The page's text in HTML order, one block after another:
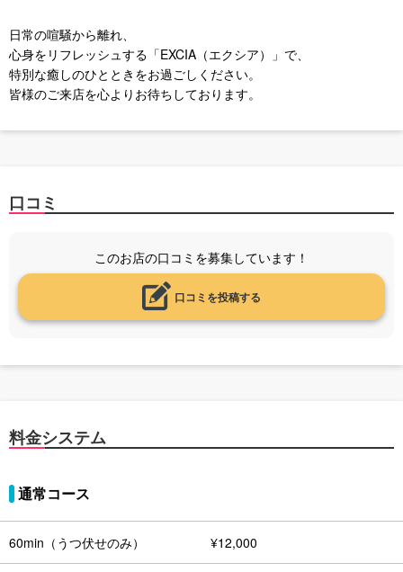
日常の喧騒から離れ、
心身をリフレッシュする「EXCIA（エクシア）」で、
特別な癒しのひとときをお過ごしください。
皆様のご来店を心よりお待ちしております。
口コミ
このお店の口コミを募集しています！
口コミを投稿する
料金システム
通常コース
60min（うつ伏せのみ） ¥12,000